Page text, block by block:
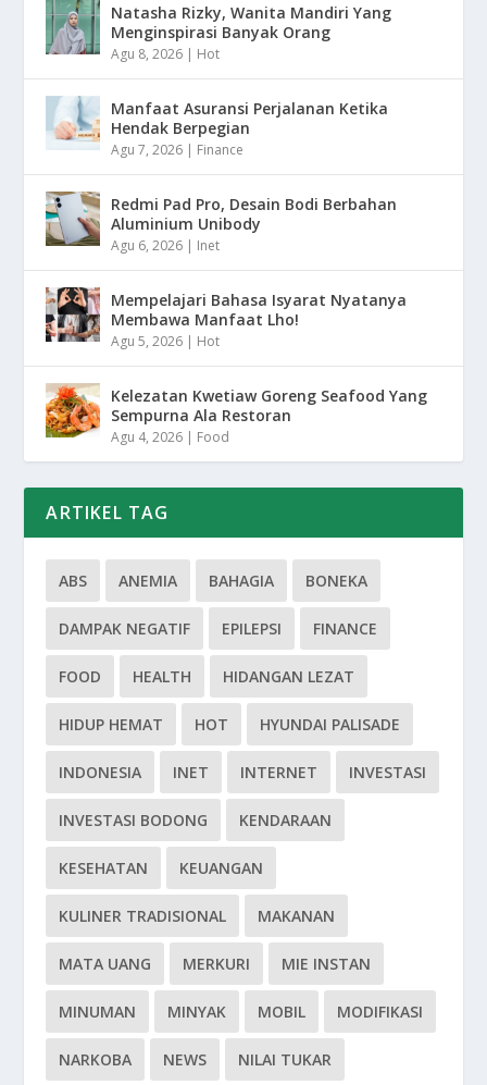
Natasha Rizky, Wanita Mandiri Yang
Menginspirasi Banyak Orang
Agu 8, 2026 | Hot
Manfaat Asuransi Perjalanan Ketika
Hendak Berpegian
Agu 7, 2026 | Finance
Redmi Pad Pro, Desain Bodi Berbahan
Aluminium Unibody
Agu 6, 2026 | Inet
Mempelajari Bahasa Isyarat Nyatanya
Membawa Manfaat Lho!
Agu 5, 2026 | Hot
Kelezatan Kwetiaw Goreng Seafood Yang
Sempurna Ala Restoran
Agu 4, 2026 | Food
ARTIKEL TAG
ABS ANEMIA BAHAGIA BONEKA
DAMPAK NEGATIF EPILEPSI FINANCE
FOOD HEALTH HIDANGAN LEZAT
HIDUP HEMAT HOT HYUNDAI PALISADE
INDONESIA INET INTERNET INVESTASI
INVESTASI BODONG KENDARAAN
KESEHATAN KEUANGAN
KULINER TRADISIONAL MAKANAN
MATA UANG MERKURI MIE INSTAN
MINUMAN MINYAK MOBIL MODIFIKASI
NARKOBA NEWS NILAI TUKAR